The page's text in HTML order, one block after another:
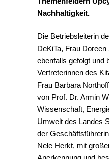
Nachhaltigkeit.
Die Betriebsleiterin
DeKiTa, Frau
ebenfalls gefolgt und
Vertreterinnen des
Frau Barbara
von Prof. Dr. Armin
Wissenschaft,
Umwelt des Landes
der
Nele Herkt, mit